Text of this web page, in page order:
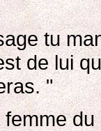
tu
de lui
"